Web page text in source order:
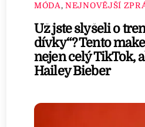
MÓDA ,NEJNOVĚJŠÍ
Už jste slyšeli o
dívky“? Tento
nejen celý TikTok,
Hailey Bieber